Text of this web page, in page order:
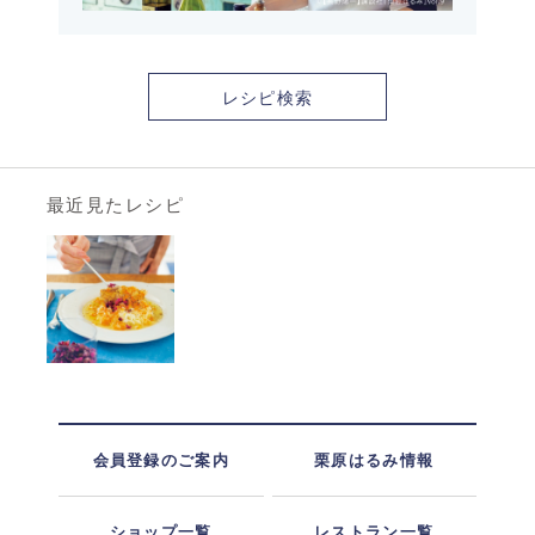
レシピ検索
最近見たレシピ
会員登録のご案内 栗原はるみ情報